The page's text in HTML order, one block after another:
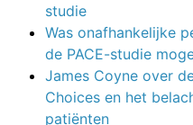
studie
Was onafhankelijke
de PACE-studie
James Coyne over
Choices en het
patiënten